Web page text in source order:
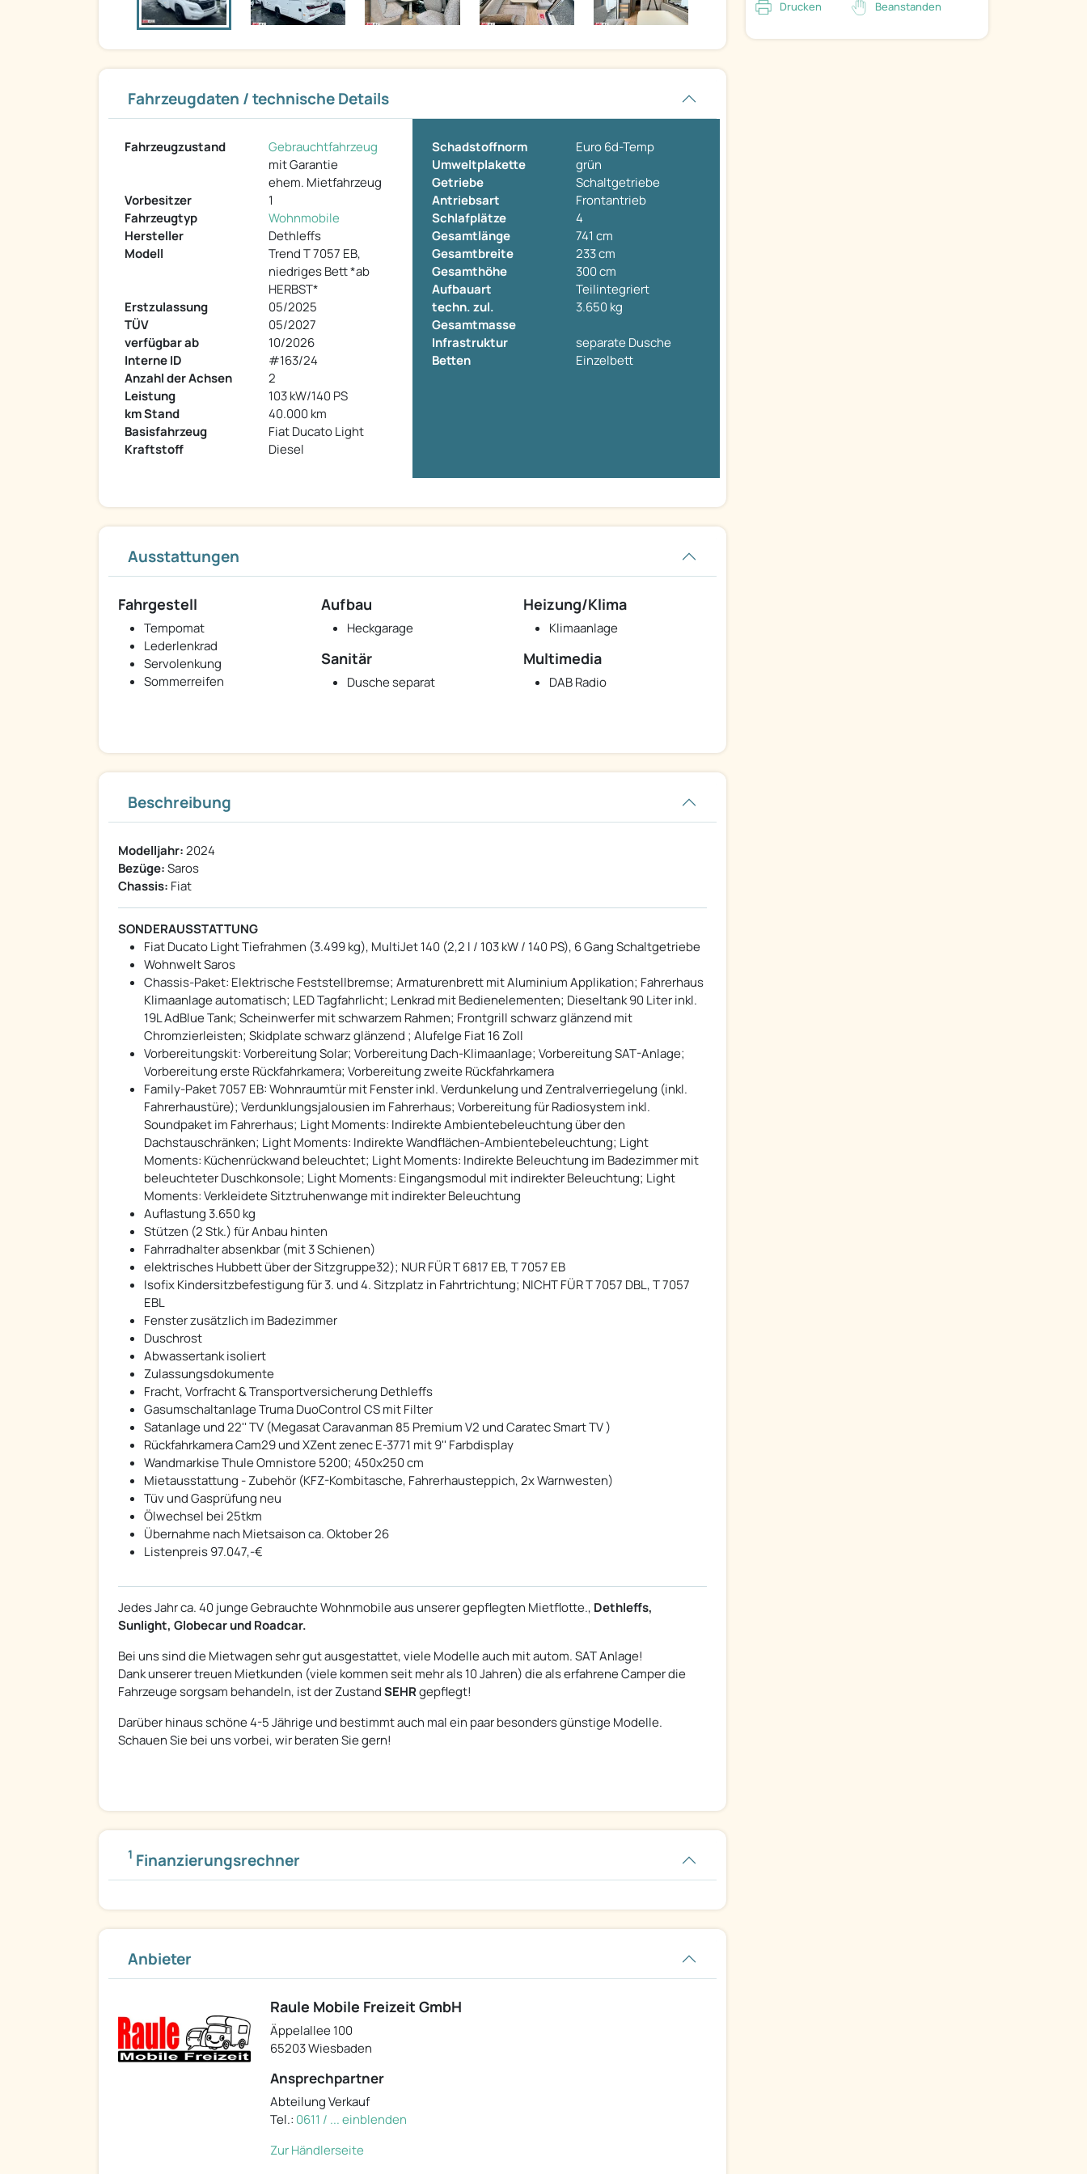
Fahrzeugdaten / technische Details
Fahrzeugzustand
Gebrauchtfahrzeug
mit Garantie
ehem. Mietfahrzeug
Vorbesitzer
1
Fahrzeugtyp
Wohnmobile
Hersteller
Dethleffs
Modell
Trend T 7057 EB,
niedriges Bett *ab
HERBST*
Erstzulassung
05/2025
TÜV
05/2027
verfügbar ab
10/2026
Interne ID
#163/24
Anzahl der Achsen
2
Leistung
103 kW/140 PS
km Stand
40.000 km
Basisfahrzeug
Fiat Ducato Light
Kraftstoff
Diesel
Schadstoffnorm
Euro 6d-Temp
Umweltplakette
grün
Getriebe
Schaltgetriebe
Antriebsart
Frontantrieb
Schlafplätze
4
Gesamtlänge
741 cm
Gesamtbreite
233 cm
Gesamthöhe
300 cm
Aufbauart
Teilintegriert
techn. zul.
Gesamtmasse
3.650 kg
Infrastruktur
separate Dusche
Betten
Einzelbett
Ausstattungen
Fahrgestell
Tempomat
Lederlenkrad
Servolenkung
Sommerreifen
Aufbau
Heckgarage
Heizung/Klima
Klimaanlage
Sanitär
Dusche separat
Multimedia
DAB Radio
Beschreibung
Modelljahr:2024
Bezüge:Saros
Chassis: Fiat
SONDERAUSSTATTUNG
Fiat Ducato Light Tiefrahmen (3.499 kg), MultiJet 140 (2,2 l / 103 kW / 140 PS), 6 Gang Schaltgetriebe
Wohnwelt Saros
Chassis-Paket: Elektrische Feststellbremse; Armaturenbrett mit Aluminium Applikation; Fahrerhaus
Klimaanlage automatisch; LED Tagfahrlicht; Lenkrad mit Bedienelementen; Dieseltank 90 Liter inkl.
19L AdBlue Tank; Scheinwerfer mit schwarzem Rahmen; Frontgrill schwarz glänzend mit
Chromzierleisten; Skidplate schwarz glänzend ; Alufelge Fiat 16 Zoll
Vorbereitungskit: Vorbereitung Solar; Vorbereitung Dach-Klimaanlage; Vorbereitung SAT-Anlage;
Vorbereitung erste Rückfahrkamera; Vorbereitung zweite Rückfahrkamera
Family-Paket 7057 EB: Wohnraumtür mit Fenster inkl. Verdunkelung und Zentralverriegelung (inkl.
Fahrerhaustüre); Verdunklungsjalousien im Fahrerhaus; Vorbereitung für Radiosystem inkl.
Soundpaket im Fahrerhaus; Light Moments: Indirekte Ambientebeleuchtung über den
Dachstauschränken; Light Moments: Indirekte Wandflächen-Ambientebeleuchtung; Light
Moments: Küchenrückwand beleuchtet; Light Moments: Indirekte Beleuchtung im Badezimmer mit
beleuchteter Duschkonsole; Light Moments: Eingangsmodul mit indirekter Beleuchtung; Light
Moments: Verkleidete Sitztruhenwange mit indirekter Beleuchtung
Auflastung 3.650 kg
Stützen (2 Stk.) für Anbau hinten
Fahrradhalter absenkbar (mit 3 Schienen)
elektrisches Hubbett über der Sitzgruppe32); NUR FÜR T 6817 EB, T 7057 EB
Isofix Kindersitzbefestigung für 3. und 4. Sitzplatz in Fahrtrichtung; NICHT FÜR T 7057 DBL, T 7057
EBL
Fenster zusätzlich im Badezimmer
Duschrost
Abwassertank isoliert
Zulassungsdokumente
Fracht, Vorfracht & Transportversicherung Dethleffs
Gasumschaltanlage Truma DuoControl CS mit Filter
Satanlage und 22'' TV (Megasat Caravanman 85 Premium V2 und Caratec Smart TV )
Rückfahrkamera Cam29 und XZent zenec E-3771 mit 9'' Farbdisplay
Wandmarkise Thule Omnistore 5200; 450x250 cm
Mietausstattung - Zubehör (KFZ-Kombitasche, Fahrerhausteppich, 2x Warnwesten)
Tüv und Gasprüfung neu
Ölwechsel bei 25tkm
Übernahme nach Mietsaison ca. Oktober 26
Listenpreis 97.047,-€
Jedes Jahr ca. 40 junge Gebrauchte Wohnmobile aus unserer gepflegten Mietflotte., Dethleffs,
Sunlight, Globecar und Roadcar.
Bei uns sind die Mietwagen sehr gut ausgestattet, viele Modelle auch mit autom. SAT Anlage!
Dank unserer treuen Mietkunden (viele kommen seit mehr als 10 Jahren) die als erfahrene Camper die
Fahrzeuge sorgsam behandeln, ist der ZustandSEHRgepflegt!
Darüber hinaus schöne 4-5 Jährige und bestimmt auch mal ein paar besonders günstige Modelle.
Schauen Sie bei uns vorbei, wir beraten Sie gern!
1 Finanzierungsrechner
Anbieter
Raule Mobile Freizeit GmbH
Äppelallee 100
65203 Wiesbaden
Ansprechpartner
Abteilung Verkauf
Tel.: 0611 / ... einblenden
Zur Händlerseite
Drucken Beanstanden